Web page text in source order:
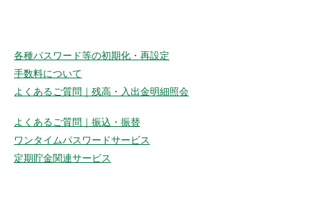
各種パスワード等の初期化・再設定
手数料について
よくあるご質問｜残高・入出金明細照会
よくあるご質問｜振込・振替
ワンタイムパスワードサービス
定期貯金関連サービス